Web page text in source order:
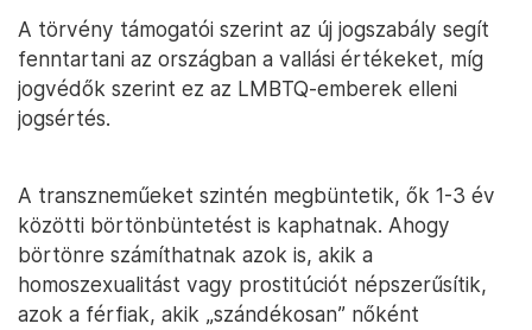
A törvény támogatói szerint az új jogszabály segít
fenntartani az országban a vallási értékeket, míg
jogvédők szerint ez az LMBTQ-emberek elleni
jogsértés.
A transzneműeket szintén megbüntetik, ők 1-3 év
közötti börtönbüntetést is kaphatnak. Ahogy
börtönre számíthatnak azok is, akik a
homoszexualitást vagy prostitúciót népszerűsítik,
azok a férfiak, akik „szándékosan” nőként